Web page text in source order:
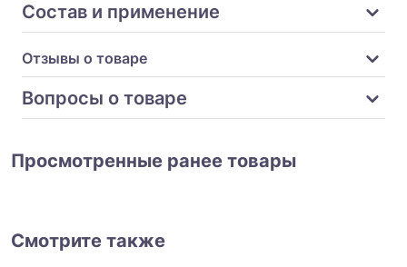
Состав и применение
Отзывы о товаре
Вопросы о товаре
Просмотренные ранее товары
Смотрите также